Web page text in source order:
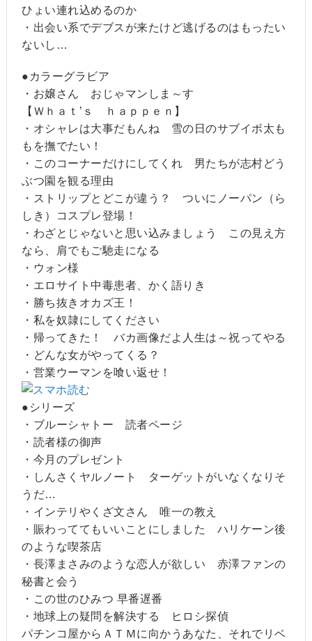
ひょい連れ込めるのか
・出会い系でデブスが来たけど逃げるのはもったい
ないし…
●カラーグラビア
・お嬢さん おじゃマンしま～す
【Ｗｈａｔ’ｓ ｈａｐｐｅｎ】
・オシャレは大事だもんね 雪の日のサブイボ太も
もを撫でたい！
・このコーナーだけにしてくれ 男たちが志村どう
ぶつ園を観る理由
・ストリップとどこが違う？ ついにノーパン（ら
しき）コスプレ登場！
・わざとじゃないと思い込みましょう この見え方
なら、肩でもご馳走になる
・ウォン様
・エロサイト中毒患者、かく語りき
・勝ち抜きオカズ王！
・私を奴隷にしてください
・帰ってきた！ バカ画像だよ人生は～祝ってやる
・どんな女がやってくる？
・営業ウーマンを喰い返せ！
●シリーズ
・ブルーシャトー 読者ページ
・読者様の御声
・今月のプレゼント
・しんさくヤルノート ターゲットがいなくなりそ
うだ…
・インテリやくざ文さん 唯一の教え
・賑わっててもいいことにしました ハリケーン後
のような喫茶店
・長澤まさみのような恋人が欲しい 赤澤ファンの
秘書と会う
・この世のひみつ 早番遅番
・地球上の疑問を解決する ヒロシ探偵
パチンコ屋からＡＴＭに向かうあなた、それでリベ